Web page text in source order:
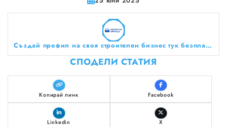
Създай профил на своя строителен бизнес тук безплатно!
СПОДЕЛИ СТАТИЯ
Копирай линк Facebook
Linkedin X